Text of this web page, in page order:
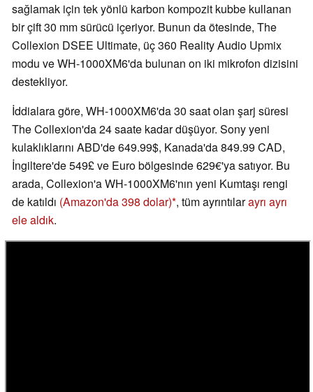
sağlamak için tek yönlü karbon kompozit kubbe kullanan
bir çift 30 mm sürücü içeriyor. Bunun da ötesinde, The
Collexion DSEE Ultimate, üç 360 Reality Audio Upmix
modu ve WH-1000XM6'da bulunan on iki mikrofon dizisini
destekliyor.
İddialara göre, WH-1000XM6'da 30 saat olan şarj süresi
The Collexion'da 24 saate kadar düşüyor. Sony yeni
kulaklıklarını ABD'de 649.99$, Kanada'da 849.99 CAD,
İngiltere'de 549£ ve Euro bölgesinde 629€'ya satıyor. Bu
arada, Collexion'a WH-1000XM6'nın yeni Kumtaşı rengi
de katıldı (Amazon'da 398 dolar) , tüm ayrıntılarayrı ayrı
ele aldık.